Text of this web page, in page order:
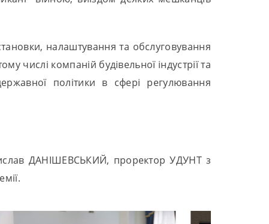
налаштування та обслуговування
числі компаній будівельної індустрії та
політики в сфері регулювання
ДАНІШЕВСЬКИЙ, проректор УДУНТ з